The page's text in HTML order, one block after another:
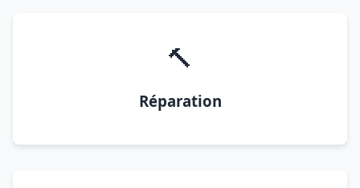
🔨
Réparation